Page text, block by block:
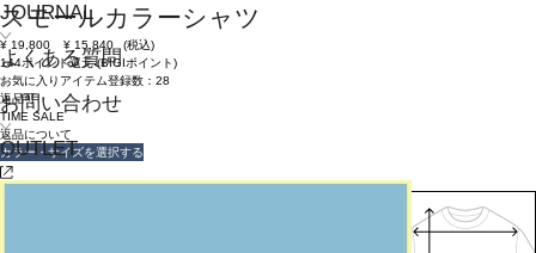
JOURNAL
よくある質問
お問い合わせ
OUTLET
スモールカラーシャツ
¥ 19,800 ¥ 15,840
(税込)
144ポイント還元 (BIGIポイント)
お気に入りアイテム登録数： 28
返品可
TIME SALE
返品について
カラー・サイズを選択する